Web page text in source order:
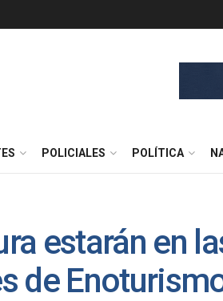
POLICIALES POLÍTICA
estarán en
de